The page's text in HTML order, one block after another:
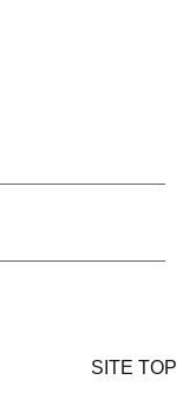
先
保
SITE TOP